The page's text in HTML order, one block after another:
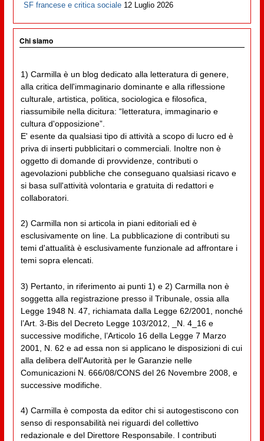
SF francese e critica sociale 12 Luglio 2026
Chi siamo
1) Carmilla è un blog dedicato alla letteratura di genere,
alla critica dell'immaginario dominante e alla riflessione
culturale, artistica, politica, sociologica e filosofica,
riassumibile nella dicitura: “letteratura, immaginario e
cultura d'opposizione”.
E' esente da qualsiasi tipo di attività a scopo di lucro ed è
priva di inserti pubblicitari o commerciali. Inoltre non è
oggetto di domande di provvidenze, contributi o
agevolazioni pubbliche che conseguano qualsiasi ricavo e
si basa sull'attività volontaria e gratuita di redattori e
collaboratori.
2) Carmilla non si articola in piani editoriali ed è
esclusivamente on line. La pubblicazione di contributi su
temi d'attualità è esclusivamente funzionale ad affrontare i
temi sopra elencati.
3) Pertanto, in riferimento ai punti 1) e 2) Carmilla non è
soggetta alla registrazione presso il Tribunale, ossia alla
Legge 1948 N. 47, richiamata dalla Legge 62/2001, nonché
l’Art. 3-Bis del Decreto Legge 103/2012, _N. 4_16 e
successive modifiche, l’Articolo 16 della Legge 7 Marzo
2001, N. 62 e ad essa non si applicano le disposizioni di cui
alla delibera dell'Autorità per le Garanzie nelle
Comunicazioni N. 666/08/CONS del 26 Novembre 2008, e
successive modifiche.
4) Carmilla è composta da editor chi si autogestiscono con
senso di responsabilità nei riguardi del collettivo
redazionale e del Direttore Responsabile. I contributi